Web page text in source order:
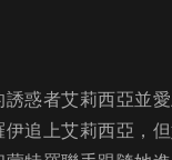
惑者艾莉西亞並
追上艾莉西亞，